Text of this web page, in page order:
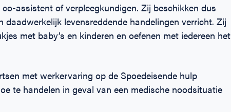
assistent of verpleegkundigen. Zij beschikken dus
levensreddende handelingen verricht. Zij
met baby’s en kinderen en oefenen met iedereen het
met werkervaring op de Spoedeisende hulp
te handelen in geval van een medische noodsituatie